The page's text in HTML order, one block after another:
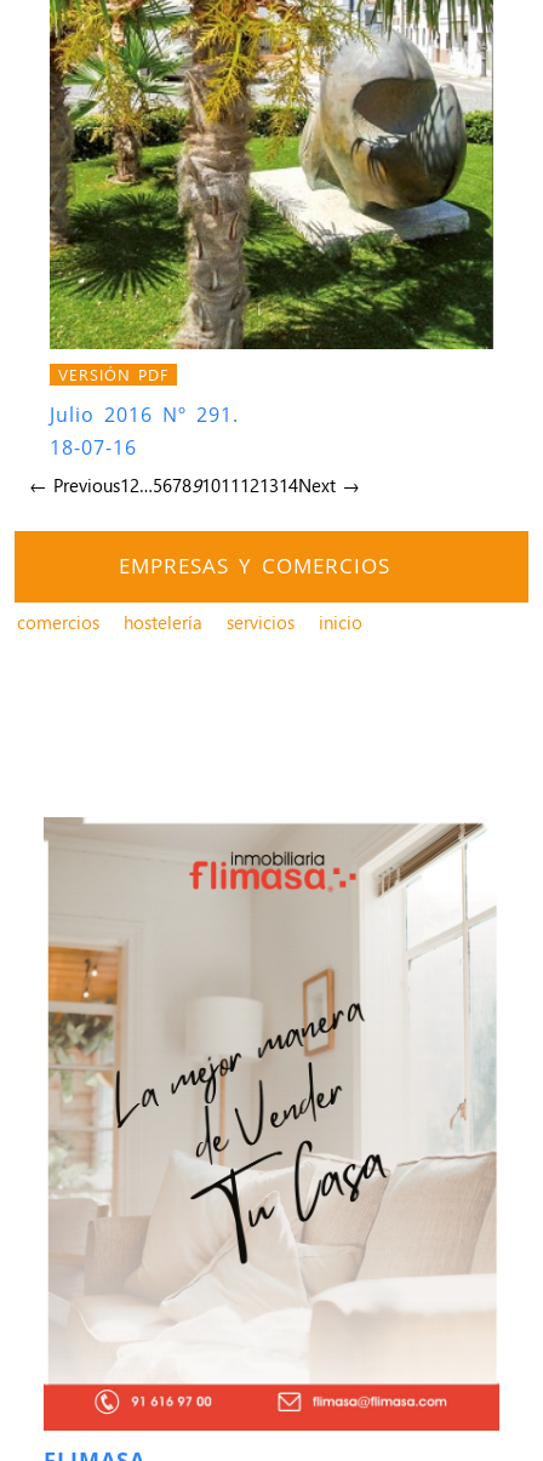
VERSIÓN PDF
Julio 2016 Nº 291.
18-07-16
← Previous12…567891011121314Next →
EMPRESAS Y COMERCIOS
comercios hostelería servicios inicio